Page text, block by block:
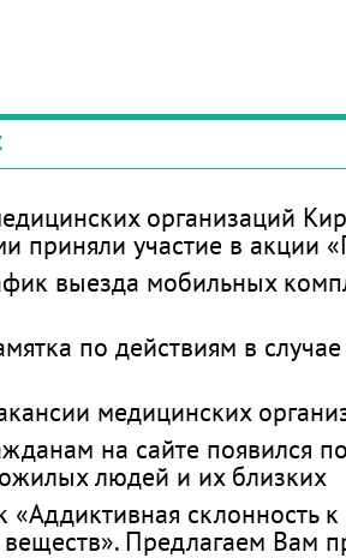
организаций
приняли участие в акции
выезда мобильных
по действиям в
медицинских
на сайте появился
людей и их близких
«Аддиктивная склонность
Предлагаем Вам